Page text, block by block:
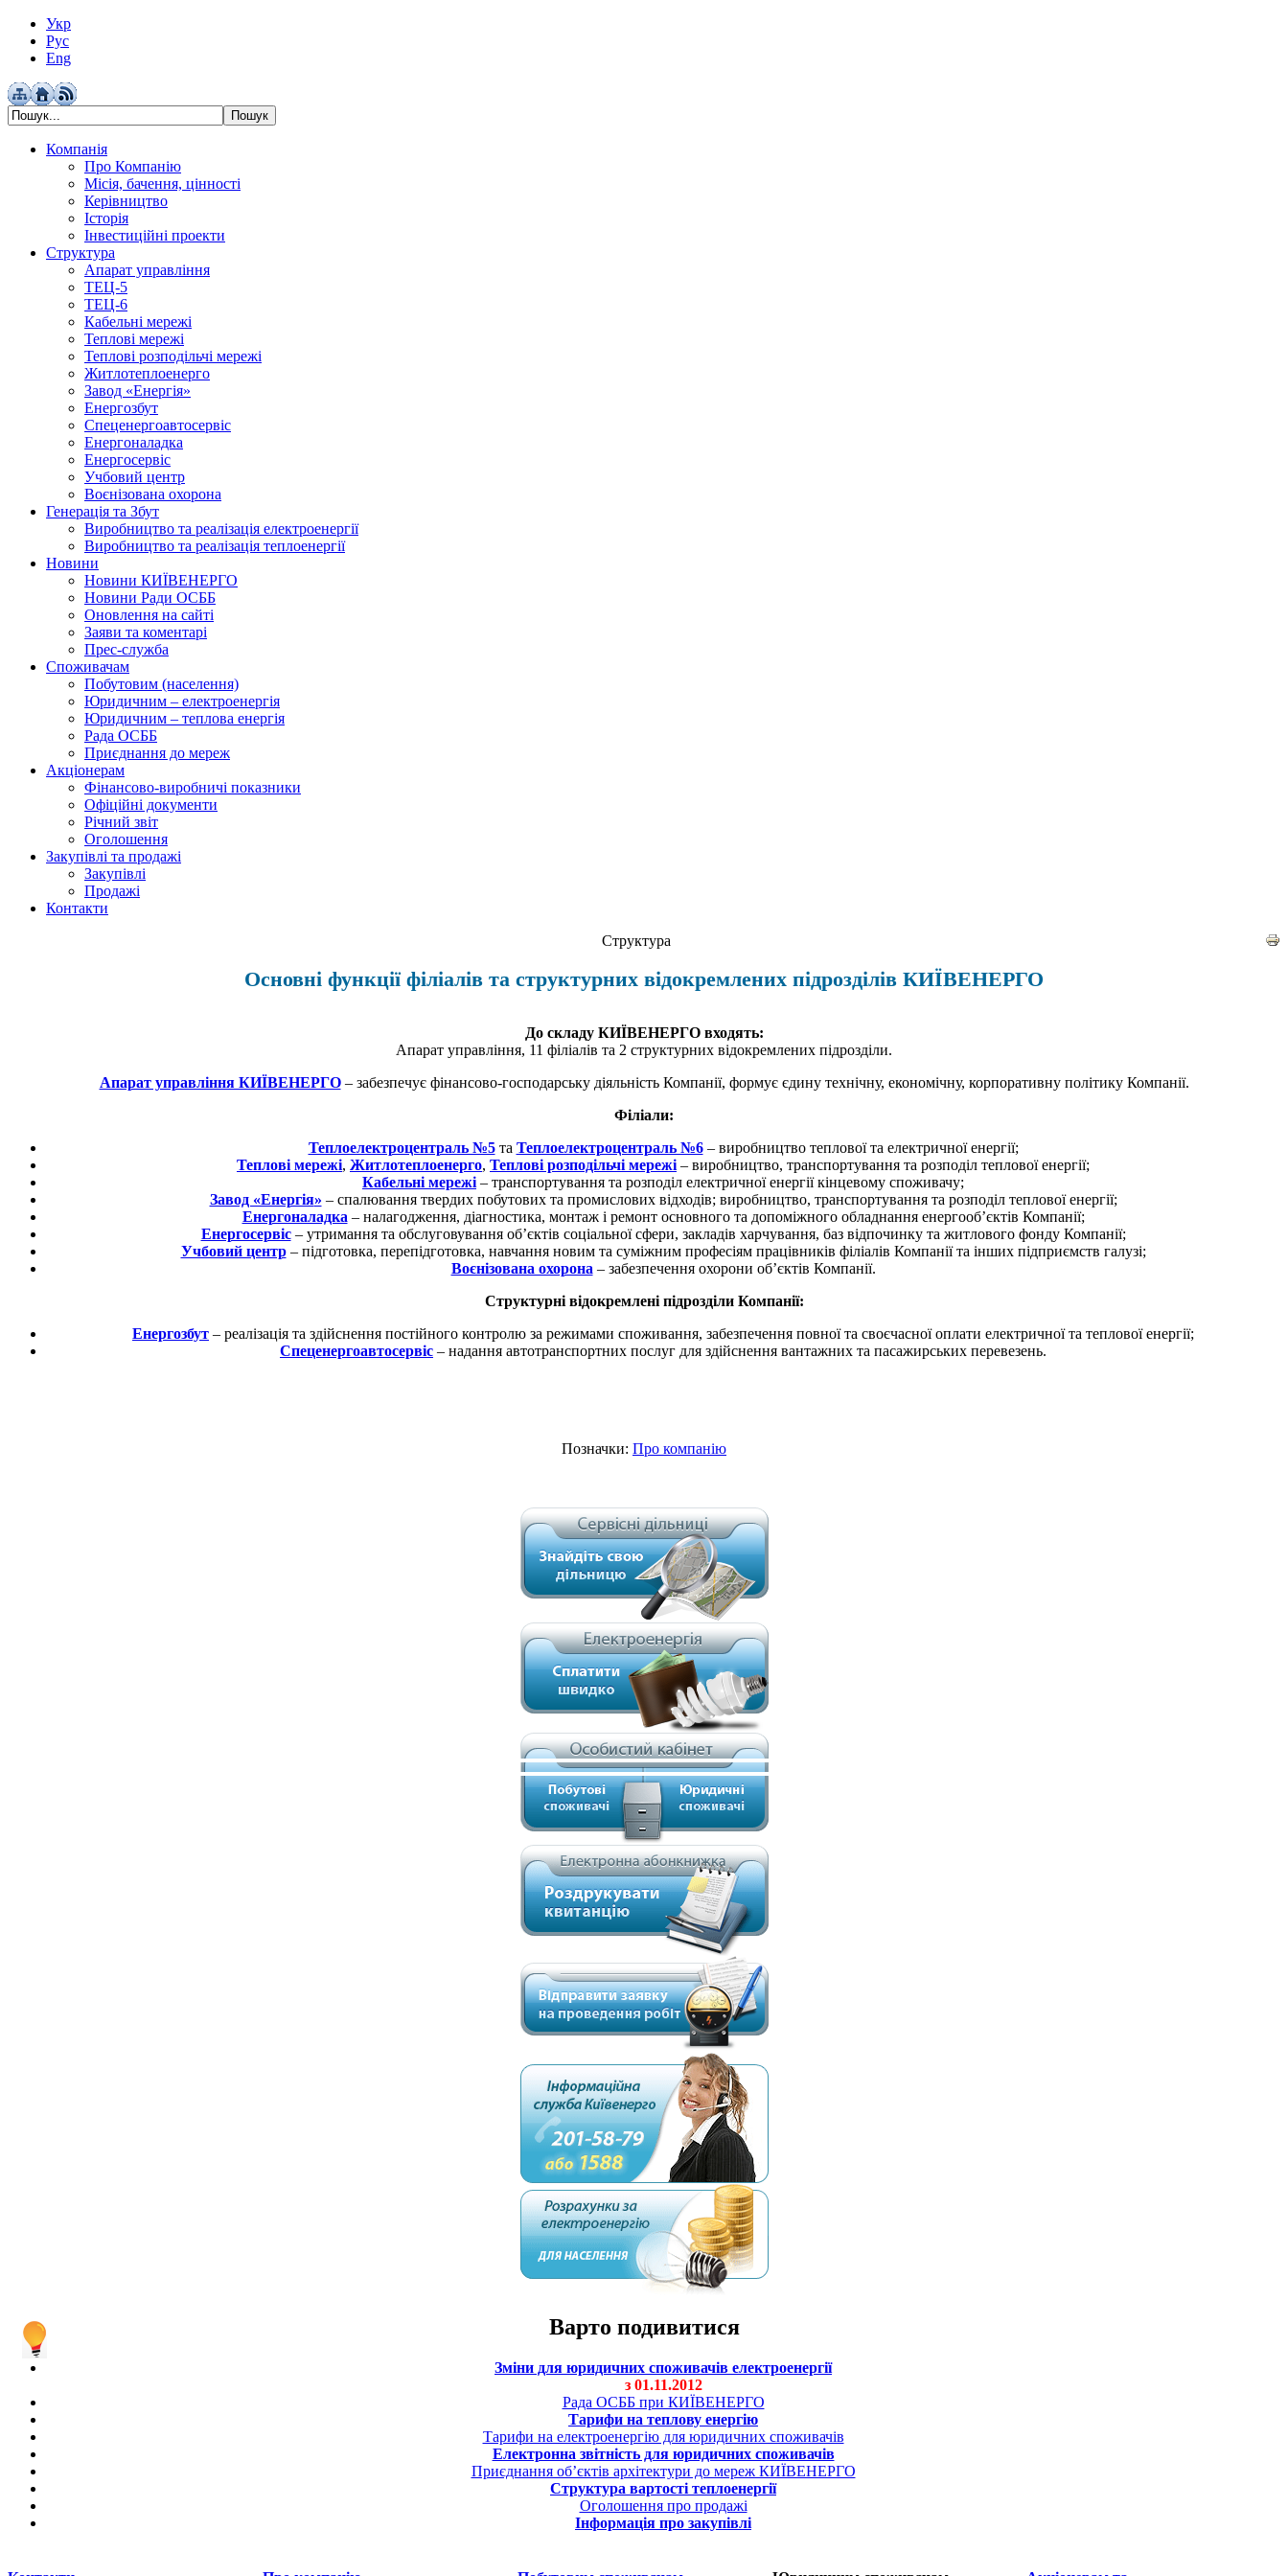
Укр
Рус
Eng
Компанія
Про Компанію
Місія, бачення, цінності
Керівництво
Історія
Інвестиційні проекти
Структура
Апарат управління
ТЕЦ-5
ТЕЦ-6
Кабельні мережі
Теплові мережі
Теплові розподільчі мережі
Житлотеплоенерго
Завод «Енергія»
Енергозбут
Спеценергоавтосервіс
Енергоналадка
Енергосервіс
Учбовий центр
Воєнізована охорона
Генерація та Збут
Виробництво та реалізація електроенергії
Виробництво та реалізація теплоенергії
Новини
Новини КИЇВЕНЕРГО
Новини Ради ОСББ
Оновлення на сайті
Заяви та коментарі
Прес-служба
Споживачам
Побутовим (населення)
Юридичним – електроенергія
Юридичним – теплова енергія
Рада ОСББ
Приєднання до мереж
Акціонерам
Фінансово-виробничі показники
Офіційні документи
Річний звіт
Оголошення
Закупівлі та продажі
Закупівлі
Продажі
Контакти
Структура
Основні функції філіалів та структурних відокремлених підрозділів КИЇВЕНЕРГО
До складу КИЇВЕНЕРГО входять:
Апарат управління, 11 філіалів та 2 структурних відокремлених підрозділи.
Апарат управління КИЇВЕНЕРГО– забезпечує фінансово-­господарську діяльність Компанії, формує єдину технічну, економічну, корпоративну політику Компанії.
Філіали:
Теплоелектроцентраль №5та Теплоелектроцентраль №6– виробництво теплової та електричної енергії;
Теплові мережі, Житлотеплоенерго, Теплові розподільчі мережі – виробництво, транспортування та розподіл теплової енергії;
Кабельні мережі – транспортування та розподіл електричної енергії кінцевому споживачу;
Завод «Енергія» – спалювання твердих побутових та промислових відходів; виробництво, транспортування та розподіл теплової енергії;
Енергоналадка – налагодження, діагностика, монтаж і ремонт основного та допоміжного обладнання енергооб’єктів Компанії;
Енергосервіс– утримання та обслуговування об’єктів соціальної сфери, закладів харчування, баз відпочинку та житлового фонду Компанії;
Учбовий центр– підготовка, перепідготовка, навчання новим та суміжним професіям працівників філіалів Компанії та інших підприємств галузі;
Воєнізована охорона – забезпечення охорони об’єктів Компанії.
Структурні відокремлені підрозділи Компанії:
Енергозбут – реалізація та здійснення постійного контролю за режимами споживання, забезпечення повної та своєчасної оплати електричної та теплової енергії;
Спеценергоавтосервіс – надання автотранспортних послуг для здійснення вантажних та пасажирських перевезень.
Позначки: Про компанію
Варто подивитися
Зміни для юридичних споживачів електроенергії
з 01.11.2012
Рада ОСББ при КИЇВЕНЕРГО
Тарифи на теплову енергію
Тарифи на електроенергію для юридичних споживачів
Електронна звітність для юридичних споживачів
Приєднання об’єктів архітектури до мереж КИЇВЕНЕРГО
Структура вартості теплоенергії
Оголошення про продажі
Інформація про закупівлі